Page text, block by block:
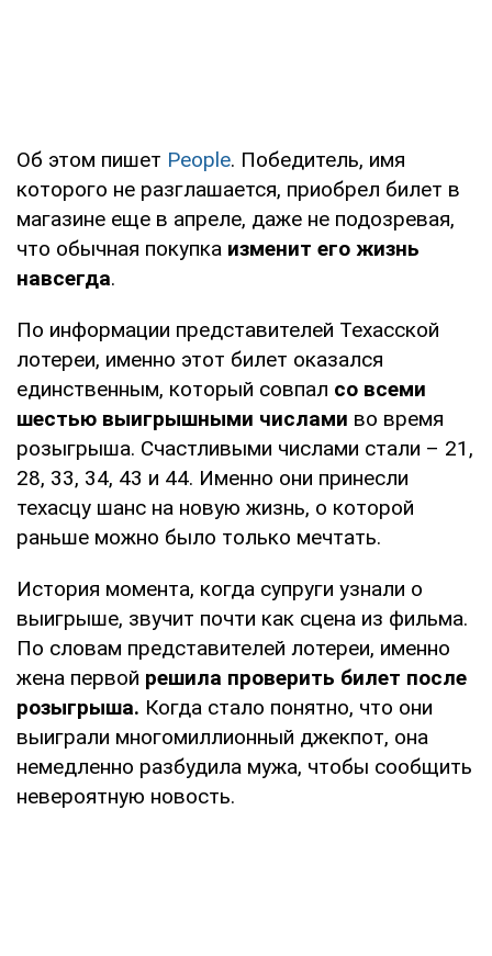
Об этом пишет People. Победитель, имя
которого не разглашается, приобрел билет в
магазине еще в апреле, даже не подозревая,
что обычная покупка изменит его жизнь
навсегда.
По информации представителей Техасской
лотереи, именно этот билет оказался
единственным, который совпал со всеми
шестью выигрышными числами во время
розыгрыша. Счастливыми числами стали – 21,
28, 33, 34, 43 и 44. Именно они принесли
техасцу шанс на новую жизнь, о которой
раньше можно было только мечтать.
История момента, когда супруги узнали о
выигрыше, звучит почти как сцена из фильма.
По словам представителей лотереи, именно
жена первой решила проверить билет после
розыгрыша. Когда стало понятно, что они
выиграли многомиллионный джекпот, она
немедленно разбудила мужа, чтобы сообщить
невероятную новость.